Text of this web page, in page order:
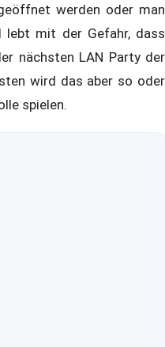
werden oder man
lebt mit der Gefahr, dass
nächsten LAN Party der
wird das aber so oder
spielen.